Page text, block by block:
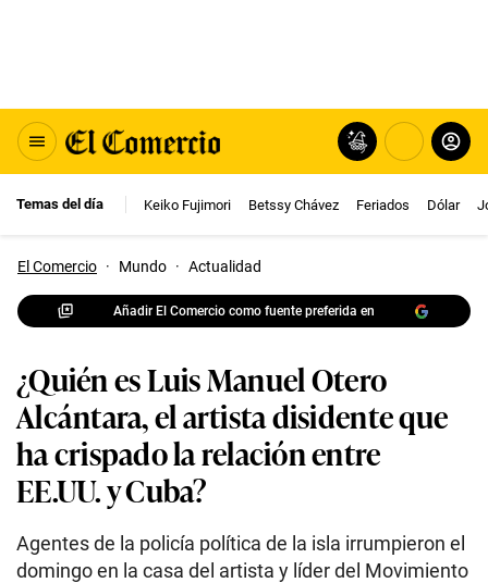
Temas del día Keiko Fujimori Betssy Chávez Feriados Dólar
El Comercio · Mundo · Actualidad
Añadir El Comercio como fuente preferida en
¿Quién es Luis Manuel Otero
Alcántara, el artista disidente que
ha crispado la relación entre
EE.UU. y Cuba?
Agentes de la policía política de la isla irrumpieron el
domingo en la casa del artista y líder del Movimiento